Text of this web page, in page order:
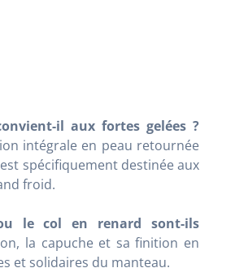
il aux fortes gelées ?
intégrale en peau retournée
spécifiquement destinée aux
froid.
le col en renard sont-ils
la capuche et sa finition en
et solidaires du manteau.